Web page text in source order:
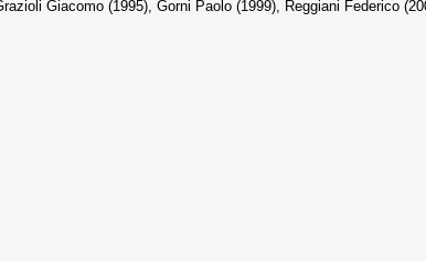
Giacomo (1995), Gorni Paolo (1999), Reggiani Federico